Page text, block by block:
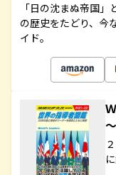
「日の沈まぬ帝国
の歴史をたどり、今
イド。